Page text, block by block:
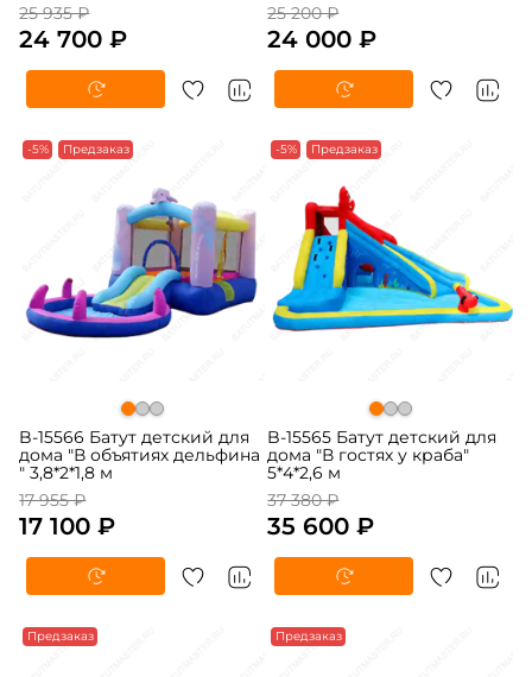
25 935 ₽
24 700 ₽
25 200 ₽
24 000 ₽
-5% Предзаказ
B-15566 Батут детский для
дома "В объятиях дельфина
" 3,8*2*1,8 м
17 955 ₽
17 100 ₽
-5% Предзаказ
B-15565 Батут детский для
дома "В гостях у краба"
5*4*2,6 м
37 380 ₽
35 600 ₽
-5% Предзаказ -5% Предзаказ